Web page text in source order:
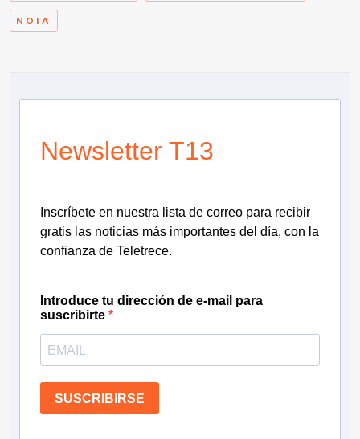
NOIA
Newsletter T13
Inscríbete en nuestra lista de correo para recibir
gratis las noticias más importantes del día, con la
confianza de Teletrece.
Introduce tu dirección de e-mail para
suscribirte
SUSCRIBIRSE